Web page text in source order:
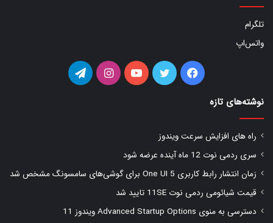
تلگرام
واتس‌اپ
فیس توییتر یوتیوب اینستاگرامتلگرام
نوشته‌های تازه
راه های افزایش سرعت ویندوز
سری ردمی نوت 12 ماه آینده عرضه شود
زمان انتشار رابط کاربری One UI 5 برای گوشی‌های سامسونگ مشخص شد
قیمت شیائومی ردمی نوت 11SE تایید شد
دسترسی به منوی Advanced Startup Options ویندوز 11